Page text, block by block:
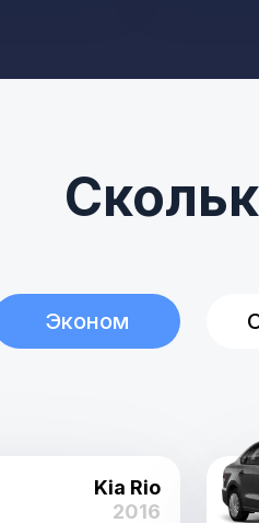
Эконом
Kia Rio
2016